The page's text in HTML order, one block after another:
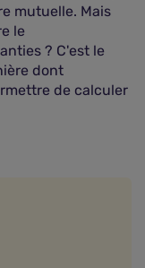
mutuelle. Mais
le
? C'est le
dont
de calculer